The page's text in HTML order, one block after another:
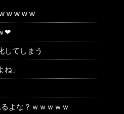
w w w w
❤
してしまう
」
よな？ｗｗｗｗｗ